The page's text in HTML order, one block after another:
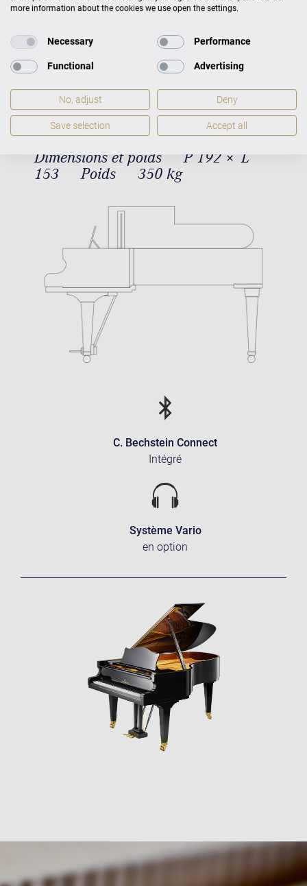
Concert A-192 Dimensions et poids
Dimensions et poids
P 192 × L
153
Poids 350 kg
C. Bechstein Connect
Intégré
Système Vario
en option
more information about the cookies we use open the settings.
Necessary Performance
Functional Advertising
No, adjust Deny
Save selection Accept all